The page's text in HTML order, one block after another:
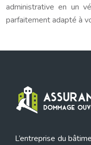
administrative en un
parfaitement adapté à
L’entreprise du